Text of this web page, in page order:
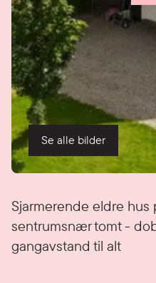
Se alle bilder
Sjarmerende eldre hus
sentrumsnær tomt -
gangavstand til alt
Detaljer